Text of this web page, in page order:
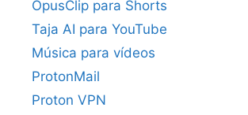
OpusClip para Shorts
Taja AI para YouTube
Música para vídeos
ProtonMail
Proton VPN